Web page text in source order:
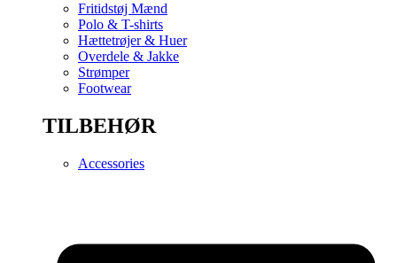
Fritidstøj Mænd
Polo & T-shirts
Hættetrøjer & Huer
Overdele & Jakke
Strømper
Footwear
TILBEHØR
Accessories